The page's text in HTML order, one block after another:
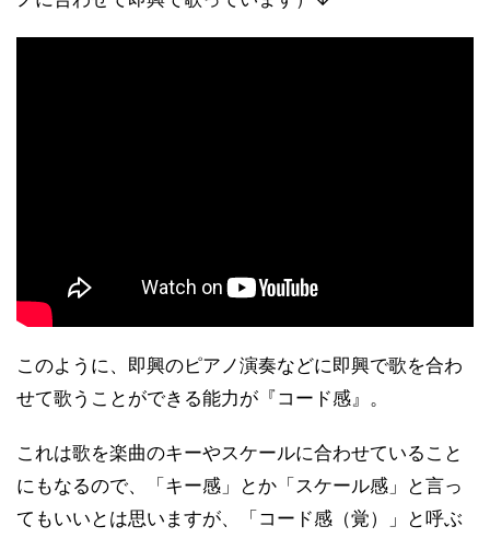
このように、即興のピアノ演奏などに即興で歌を合わ
せて歌うことができる能力が『コード感』。
これは歌を楽曲のキーやスケールに合わせていること
にもなるので、「キー感」とか「スケール感」と言っ
てもいいとは思いますが、「コード感（覚）」と呼ぶ